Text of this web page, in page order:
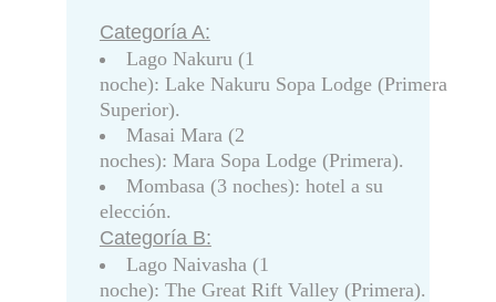
Categoría A:
Lago Nakuru (1
noche): Lake Nakuru Sopa Lodge (Primera
Superior).
Masai Mara (2
noches): Mara Sopa Lodge (Primera).
Mombasa (3 noches): hotel a su
elección.
Categoría B:
Lago Naivasha (1
noche): The Great Rift Valley (Primera).